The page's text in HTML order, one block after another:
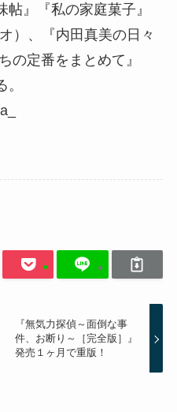
』『私の家庭菓子』
）、『内田真美の日々
の定番をまとめて』
『無気力探偵～面倒な事
件、お断り～［完全版］』
発売１ヶ月で重版！